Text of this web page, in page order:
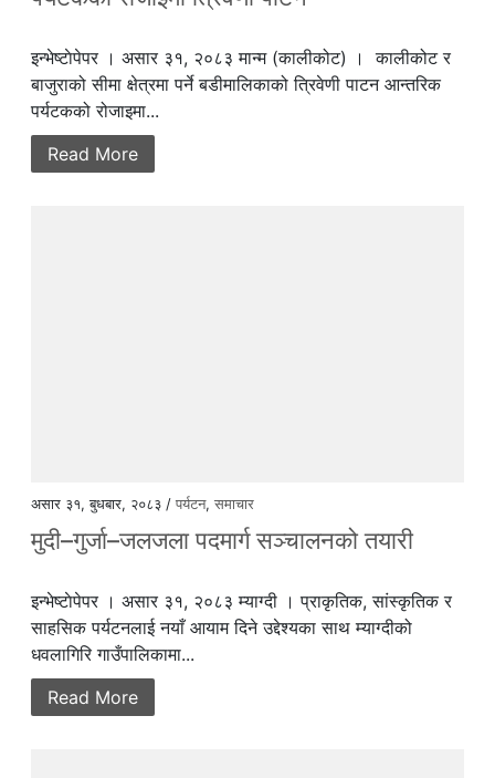
इन्भेष्टाेपेपर । असार ३१, २०८३ मान्म (कालीकोट) । कालीकोट र
बाजुराको सीमा क्षेत्रमा पर्ने बडीमालिकाको त्रिवेणी पाटन आन्तरिक
पर्यटकको रोजाइमा...
Read More
असार ३१, बुधबार, २०८३ /पर्यटन,समाचार
मुदी–गुर्जा–जलजला पदमार्ग सञ्चालनको तयारी
इन्भेष्टाेपेपर । असार ३१, २०८३ म्याग्दी । प्राकृतिक, सांस्कृतिक र
साहसिक पर्यटनलाई नयाँ आयाम दिने उद्देश्यका साथ म्याग्दीको
धवलागिरि गाउँपालिकामा...
Read More